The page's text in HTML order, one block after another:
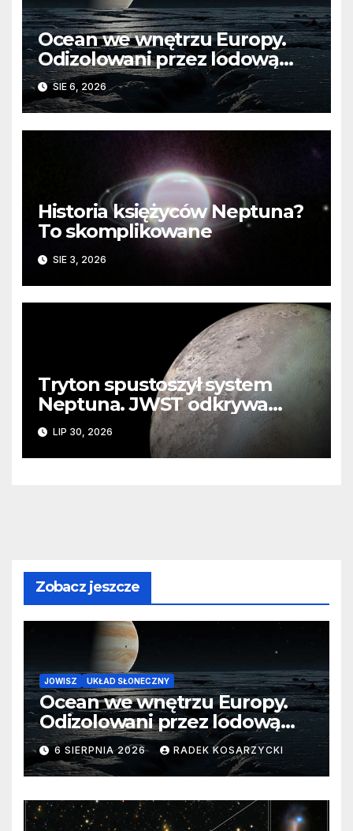
Ocean we wnętrzu Europy.
Odizolowani przez lodową
barierę
SIE 6, 2026
Historia księżyców Neptuna?
To skomplikowane
SIE 3, 2026
Tryton spustoszył system
Neptuna. JWST odkrywa
ślady kosmicznej katastrofy i
zaginionego lodu
LIP 30, 2026
Zobacz jeszcze
JOWISZ UKŁAD SŁONECZNY
Ocean we wnętrzu Europy.
Odizolowani przez lodową
barierę
6 SIERPNIA 2026 RADEK KOSARZYCKI